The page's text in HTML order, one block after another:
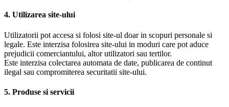
4. Utilizarea site-ului
Utilizatorii pot accesa si folosi site-ul doar in scopuri personale si
legale. Este interzisa folosirea site-ului in moduri care pot aduce
prejudicii comerciantului, altor utilizatori sau tertilor.
Este interzisa colectarea automata de date, publicarea de continut
ilegal sau compromiterea securitatii site-ului.
5. Produse si servicii